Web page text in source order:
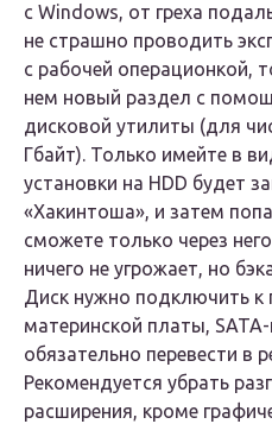
с Windows, от греха
не страшно проводить
с рабочей операционкой,
нем новый раздел с
дисковой утилиты (для
Гбайт). Только имейте в
установки на HDD будет
«Хакинтоша», и затем
сможете только через
ничего не угрожает, но
Диск нужно подключить к
материнской платы,
обязательно перевести в
Рекомендуется убрать
расширения, кроме